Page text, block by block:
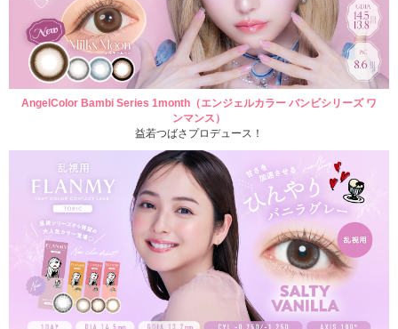
AngelColor Bambi Series 1month（エンジェルカラー バンビシリーズ ワ
ンマンス）
益若つばさプロデュース！